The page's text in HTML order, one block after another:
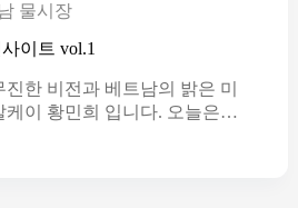
물시장
이트 vol.1
한 비전과 베트남의 밝은 미
케이 황민희 입니다. 오늘은…